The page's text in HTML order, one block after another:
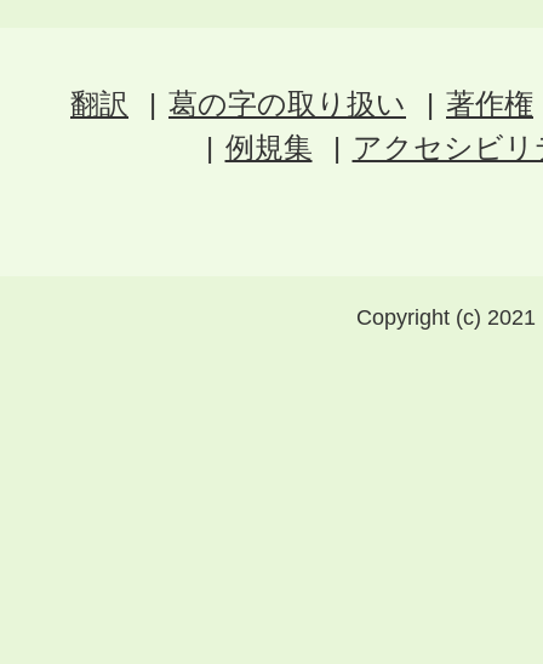
翻訳 葛の字の取り扱い
著作権
例規集
アクセシビ
Copyright (c)